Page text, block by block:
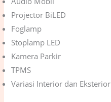
Projector BiLED
Foglamp
Stoplamp LED
Kamera Parkir
TPMS
Variasi Interior dan Eksterior